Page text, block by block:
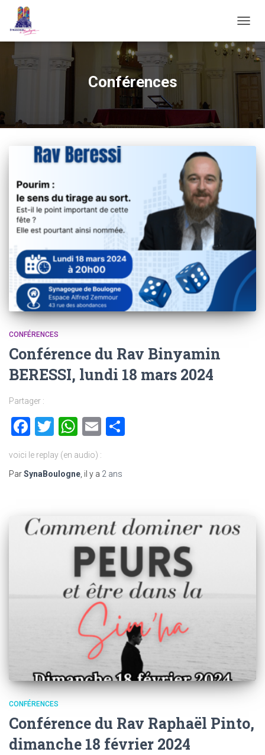
Conférences
CONFÉRENCES
Conférence du Rav Binyamin
BERESSI, lundi 18 mars 2024
Partager :
Facebook
Twitter
WhatsApp
Email
voici le replay (en audio) :
ParSynaBoulogne , il y a 2 ans
CONFÉRENCES
Conférence du Rav Raphaël Pinto,
dimanche 18 février 2024